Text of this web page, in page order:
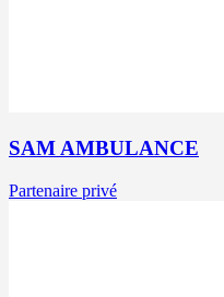
SAM AMBULANCE
Partenaire privé